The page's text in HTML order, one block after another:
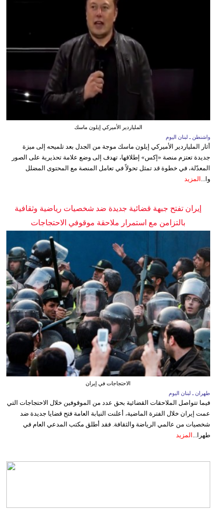
الملياردير الأميركي إيلون ماسك
واشنطن ـ لبنان اليوم
أثار الملياردير الأميركي إيلون ماسك موجة من الجدل بعد تلميحه إلى ميزة
جديدة تعتزم منصة «إكس» إطلاقها، تهدف إلى وضع علامة تحذيرية على الصور
المعدّلة، في خطوة قد تمثل تحولاً في تعامل المنصة مع المحتوى المضلل
وا... المزيد
إيران تفتح جبهة قضائية جديدة ضد شخصيات رياضية وثقافية
بالتزامن مع استمرار ملاحقة موقوفي الاحتجاجات
الاحتجاجات في إيران
طهران ـ لبنان اليوم
فيما تتواصل الملاحقات القضائية بحق عدد من الموقوفين خلال الاحتجاجات التي
عمت إيران خلال الفترة الماضية، أعلنت النيابة العامة فتح قضايا جديدة ضد
شخصيات من عالمي الرياضة والثقافة. فقد أطلق مكتب المدعي العام في
طهرا... المزيد